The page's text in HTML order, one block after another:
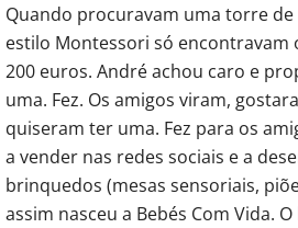
Quando procuravam uma torre
estilo Montessori só encontravam
200 euros. André achou caro e
uma. Fez. Os amigos viram,
quiseram ter uma. Fez para os
a vender nas redes sociais e a
brinquedos (mesas sensoriais,
assim nasceu a Bebés Com Vida.